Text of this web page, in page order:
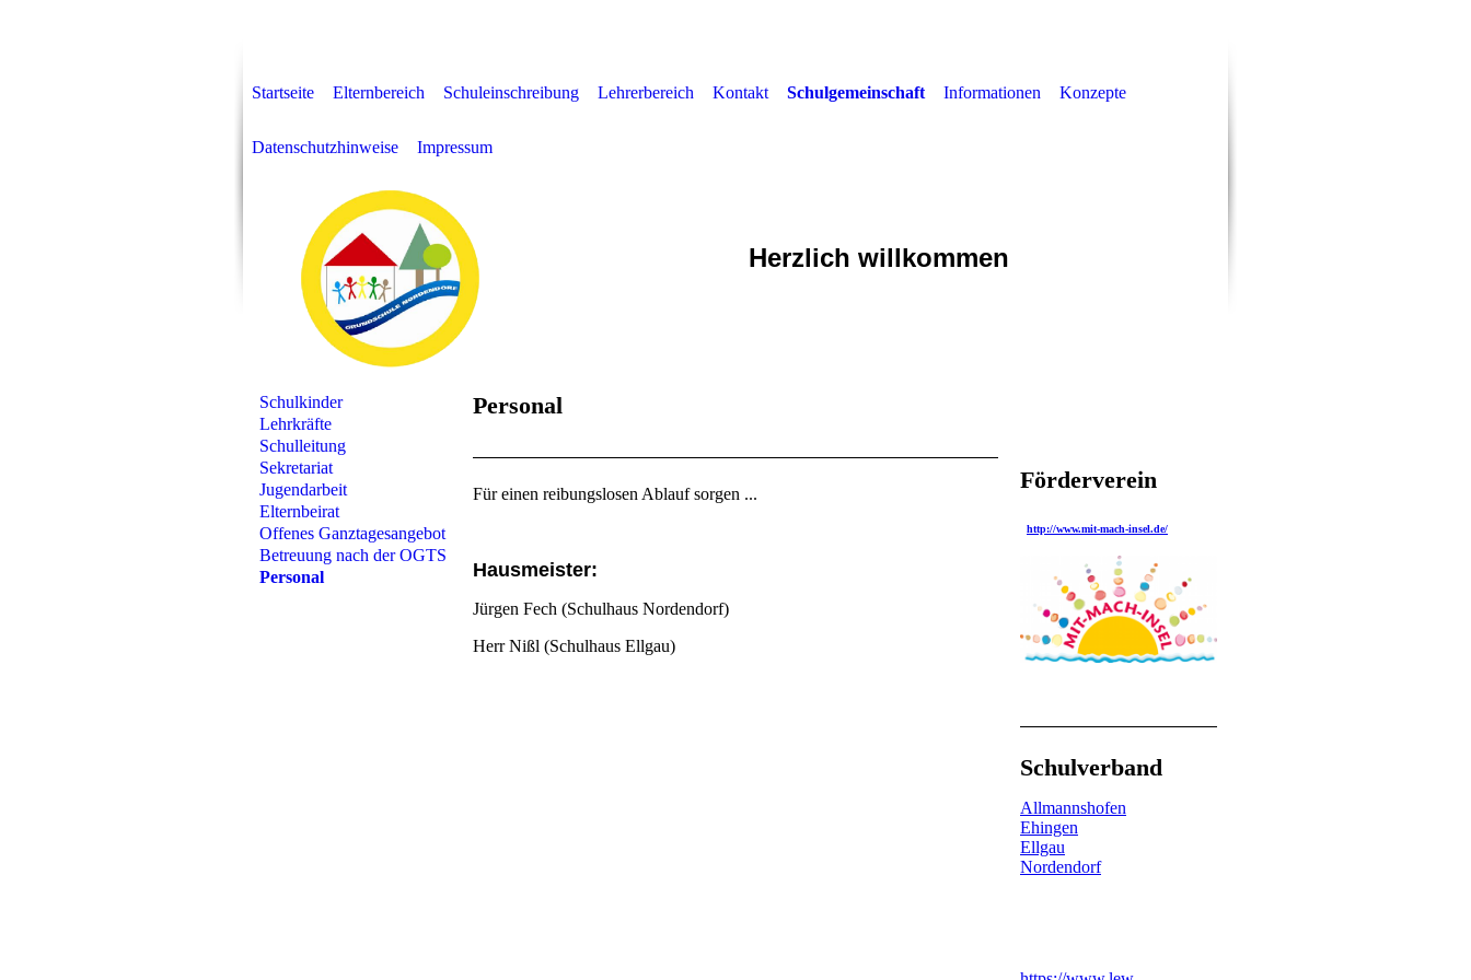
Startseite Elternbereich Schuleinschreibung Lehrerbereich Kontakt Schulgemeinschaft Informationen Konzepte
Datenschutzhinweise Impressum
Herzlich willkommen
Schulkinder
Lehrkräfte
Schulleitung
Sekretariat
Jugendarbeit
Elternbeirat
Offenes Ganztagesangebot
Betreuung nach der OGTS
Personal
Personal
Für einen reibungslosen Ablauf sorgen ...
Hausmeister:
Jürgen Fech (Schulhaus Nordendorf)
Herr Nißl (Schulhaus Ellgau)
Förderverein
http://www.mit-mach-insel.de/
Schulverband
Allmannshofen
Ehingen
Ellgau
Nordendorf